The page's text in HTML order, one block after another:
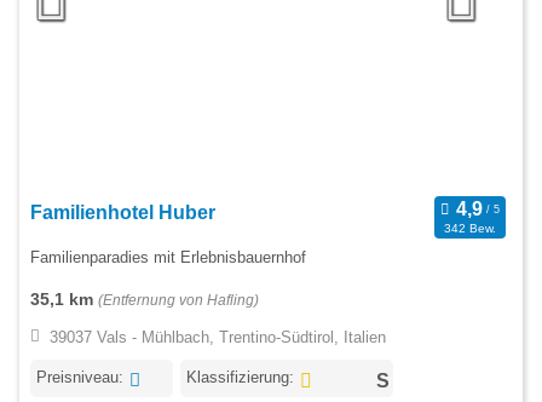
Familienhotel Huber
342 Bew.
Familienparadies mit Erlebnisbauernhof
35,1 km (Entfernung von Hafling)
39037 Vals - Mühlbach, Trentino-Südtirol, Italien
Preisniveau: Klassifizierung: